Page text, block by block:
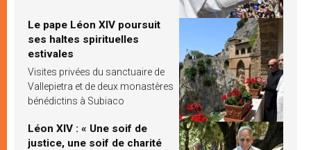
Le pape Léon XIV poursuit
ses haltes spirituelles
estivales
Visites privées du sanctuaire de
Vallepietra et de deux monastères
bénédictins à Subiaco
Léon XIV : « Une soif de
justice, une soif de charité